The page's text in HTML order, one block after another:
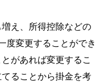
え、所得控除などの
度変更することができ
があれば変更するこ
ることから掛金を考